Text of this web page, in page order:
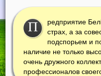
П
редприятие
страх, а за
подспорьем и
наличие не только
очень дружного
профессионалов